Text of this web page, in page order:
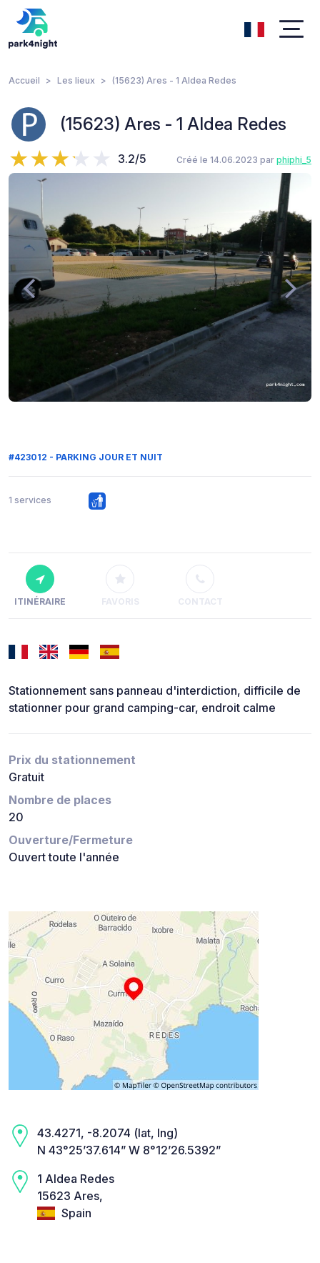
Accueil Les lieux (15623) Ares - 1 Aldea Redes
(15623) Ares - 1 Aldea Redes
3.2/5 Créé le 14.06.2023 par phiphi_5
#423012 - PARKING JOUR ET NUIT
1 services
ITINÉRAIRE FAVORIS CONTACT
Stationnement sans panneau d'interdiction, difficile de
stationner pour grand camping-car, endroit calme
Prix du stationnement
Gratuit
Nombre de places
20
Ouverture/Fermeture
Ouvert toute l'année
43.4271, -8.2074 (lat, lng)
N 43°25’37.614” W 8°12’26.5392”
1 Aldea Redes
15623 Ares,
Spain